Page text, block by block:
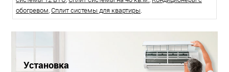
обогревом, Сплит системы для квартиры.
Установка